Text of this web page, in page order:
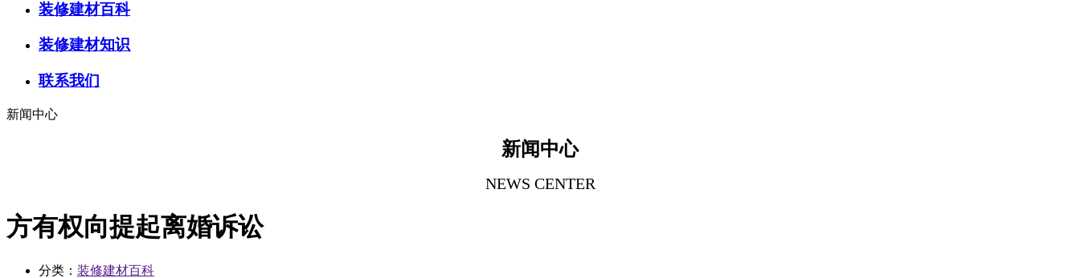
装修建材百科
装修建材知识
联系我们
新闻中心
新闻中心
NEWS CENTER
方有权向提起离婚诉讼
分类： 装修建材百科